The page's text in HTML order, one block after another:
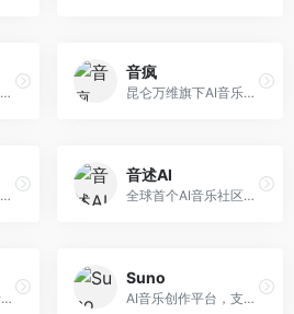
网易推出的AI音乐创作工具，支持作词、作曲与编曲。面向音乐爱好者和独立音乐人，提供歌词生成、旋律创作、编曲制作等服务，与网易云音乐生态深度整合。
音疯
昆仑万维旗下AI音乐创作平台，专注于音乐内容生成。面向音乐爱好者和内容创作者，提供多种风格音乐生成，操作简便，创作速度快。
免费AI音乐创作工具，专注于高质量音乐生成。面向音乐创作者和内容制作者，支持多种音乐风格生成，音质专业，创作自由度高，适合专业音乐制作场景。
音述AI
全球首个AI音乐社区平台，整合创作与分享功能。面向音乐创作者和爱好者，提供音乐创作、作品分享、社区交流等服务，社区氛围活跃。
阿里推出的多模态音乐生成平台，整合音频与文本理解能力。面向内容创作者，支持歌词生成、旋律创作、音乐编辑等服务，与阿里生态深度整合。
Suno
AI音乐创作平台，支持通过文字描述生成完整歌曲，包含歌词、旋律和人声。面向音乐爱好者、内容创作者和独立音乐人，操作门槛低，创作速度快，支持多种音乐风格，为音乐创作带来全新可能。